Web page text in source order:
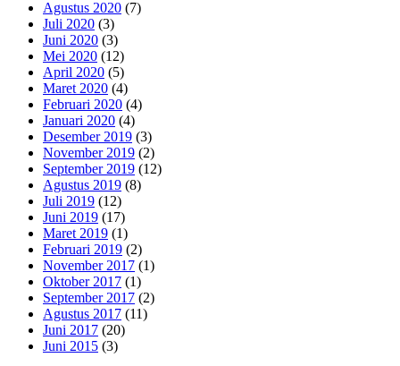
Agustus 2020 (7)
Juli 2020 (3)
Juni 2020 (3)
Mei 2020 (12)
April 2020 (5)
Maret 2020 (4)
Februari 2020 (4)
Januari 2020 (4)
Desember 2019 (3)
November 2019 (2)
September 2019 (12)
Agustus 2019 (8)
Juli 2019 (12)
Juni 2019 (17)
Maret 2019 (1)
Februari 2019 (2)
November 2017 (1)
Oktober 2017 (1)
September 2017 (2)
Agustus 2017 (11)
Juni 2017 (20)
Juni 2015 (3)